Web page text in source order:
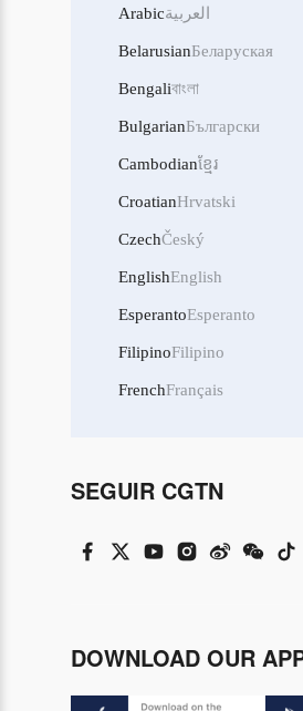
Arabicالعربية
BelarusianБеларуская
Bengaliবাংলা
BulgarianБългарски
Cambodianខ្មែរ
CroatianHrvatski
CzechČeský
EnglishEnglish
EsperantoEsperanto
FilipinoFilipino
FrenchFrançais
SEGUIR CGTN
DOWNLOAD OUR